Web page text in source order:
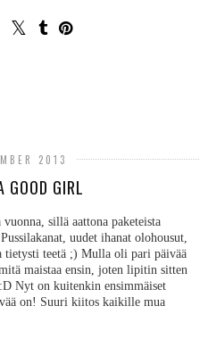
2013
GOOD GIRL
sillä aattona paketeista
uudet ihanat olohousut,
tietysti teetä ;) Mulla oli pari päivää
maistaa ensin, joten lipitin sitten
Nyt on kuitenkin ensimmäiset
on! Suuri kiitos kaikille mua